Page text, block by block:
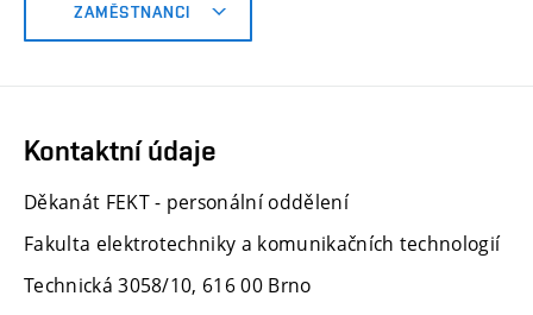
ZAMĚSTNANCI
Kontaktní údaje
Děkanát FEKT - personální oddělení
Fakulta elektrotechniky a komunikačních technologií
Technická 3058/10, 616 00 Brno